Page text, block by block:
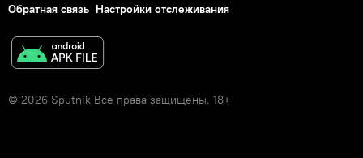
Обратная связь Настройки отслеживания
© 2026 Sputnik Все права защищены. 18+